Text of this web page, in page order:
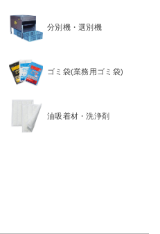
分別機・選別機
ゴミ袋(業務用ゴミ袋)
油吸着材・洗浄剤